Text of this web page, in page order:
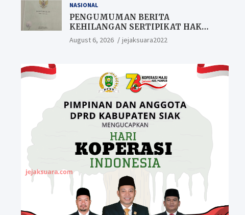
NASIONAL
PENGUMUMAN BERITA
KEHILANGAN SERTIPIKAT HAK
MILIK (SHM).
August 6, 2026 jejaksuara2022